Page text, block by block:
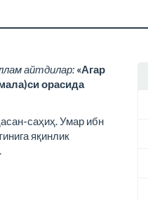
айтдилар: «Агар
орасида
саҳиҳ. Умар ибн
яқинлик